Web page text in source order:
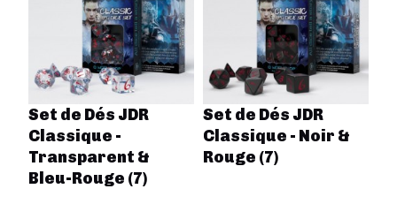
Set de Dés JDR
Classique -
Transparent &
Bleu-Rouge (7)
Set de Dés JDR
Classique - Noir &
Rouge (7)